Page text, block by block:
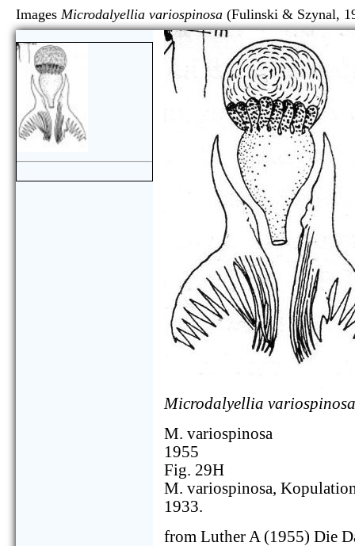
Images Microdalyellia variospinosa (Fulinski &
Microdalyellia variospinosa
M. variospinosa
1955
Fig. 29H
M. variospinosa,
1933.
from Luther A (1955) Die